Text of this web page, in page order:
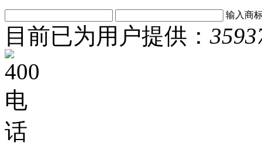
输入商
目前已为用户提供：